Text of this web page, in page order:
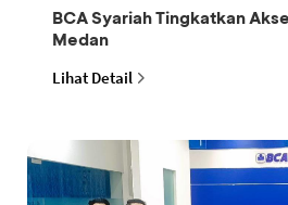
BCA Syariah Tingkatkan
Medan
Lihat Detail